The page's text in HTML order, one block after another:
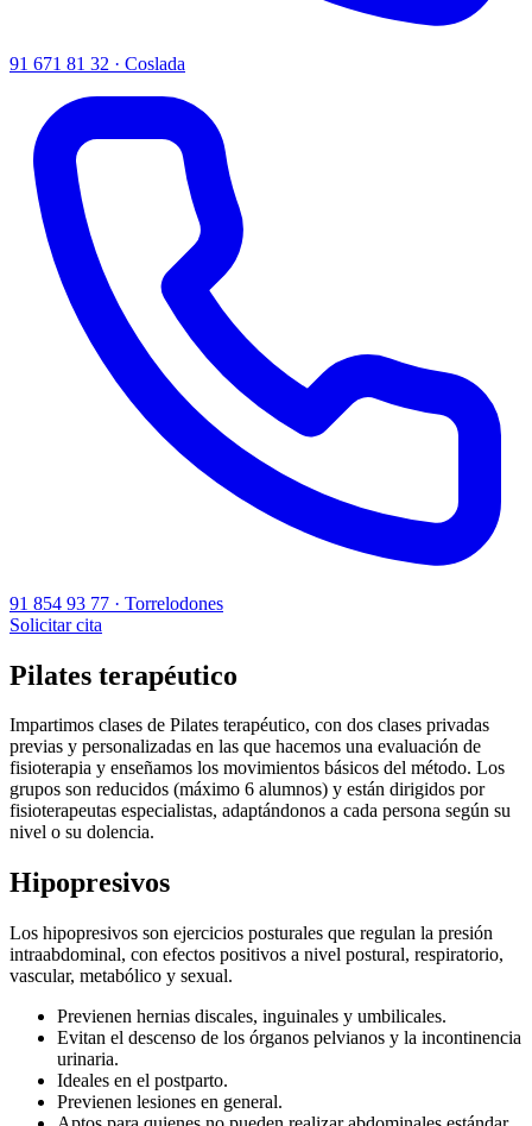
91 671 81 32 · Coslada
91 854 93 77 · Torrelodones
Solicitar cita
Pilates terapéutico
Impartimos clases de Pilates terapéutico, con dos clases privadas
previas y personalizadas en las que hacemos una evaluación de
fisioterapia y enseñamos los movimientos básicos del método. Los
grupos son reducidos (máximo 6 alumnos) y están dirigidos por
fisioterapeutas especialistas, adaptándonos a cada persona según su
nivel o su dolencia.
Hipopresivos
Los hipopresivos son ejercicios posturales que regulan la presión
intraabdominal, con efectos positivos a nivel postural, respiratorio,
vascular, metabólico y sexual.
Previenen hernias discales, inguinales y umbilicales.
Evitan el descenso de los órganos pelvianos y la incontinencia
urinaria.
Ideales en el postparto.
Previenen lesiones en general.